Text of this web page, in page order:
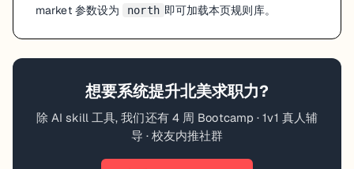
market 参数设为
north 即可加载本页规则库。
想要系统提升北美求职力?
除 AI skill 工具, 我们还有 4 周 Bootcamp · 1v1 真人辅
导 · 校友内推社群